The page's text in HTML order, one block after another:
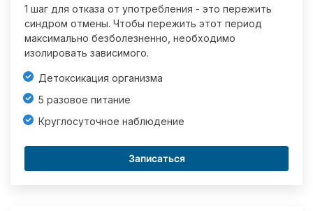
1 шаг для отказа от употребления - это пережить
синдром отмены. Чтобы пережить этот период
максимально безболезненно, необходимо
изолировать зависимого.
Детоксикация организма
5 разовое питание
Круглосуточное наблюдение
Записаться